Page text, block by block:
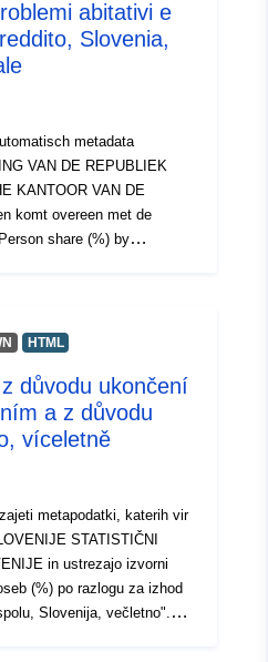
af ubegrænset størrelse og
analyser og grafiske
abitativi e
Slovenia,
metadata
VAN DE REPUBLIEK
KANTOOR VAN DE
komt overeen met de
share (%) by
(.px) formaat. Onder de
de pagina van het
dat gratis kan worden
u gegevens selecteren voor
wijzigen en opslaan in
en enkele statistische
HTML
důvodu ukončení
a z důvodu
víceletně
metapodatki, katerih vir
STATISTIČNI
in ustrezajo izvorni
(%) po razlogu za izhod
Slovenija, večletno".